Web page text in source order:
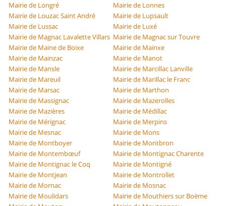
Mairie de Longré
Mairie de Lonnes
Mairie de Louzac Saint André
Mairie de Lupsault
Mairie de Lussac
Mairie de Luxé
Mairie de Magnac Lavalette Villars Mairie de Magnac sur Touvre
Mairie de Maine de Boixe
Mairie de Mainxe
Mairie de Mainzac
Mairie de Manot
Mairie de Mansle
Mairie de Marcillac Lanville
Mairie de Mareuil
Mairie de Marillac le Franc
Mairie de Marsac
Mairie de Marthon
Mairie de Massignac
Mairie de Mazerolles
Mairie de Mazières
Mairie de Médillac
Mairie de Mérignac
Mairie de Merpins
Mairie de Mesnac
Mairie de Mons
Mairie de Montboyer
Mairie de Montbron
Mairie de Montembœuf
Mairie de Montignac Charente
Mairie de Montignac le Coq
Mairie de Montigné
Mairie de Montjean
Mairie de Montrollet
Mairie de Mornac
Mairie de Mosnac
Mairie de Moulidars
Mairie de Mouthiers sur Boëme